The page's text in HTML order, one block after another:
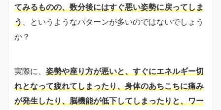
てみるものの、数分後にはすぐ悪い姿勢に戻ってしま
う、というようなパターンが多いのではないでしょう
か？
実際に、 姿勢や座り方が悪いと、すぐにエネルギー切
れとなって疲れてしまったり、身体のあちこちに痛み
が発生したり、脳機能が低下してしまったりと、ワー